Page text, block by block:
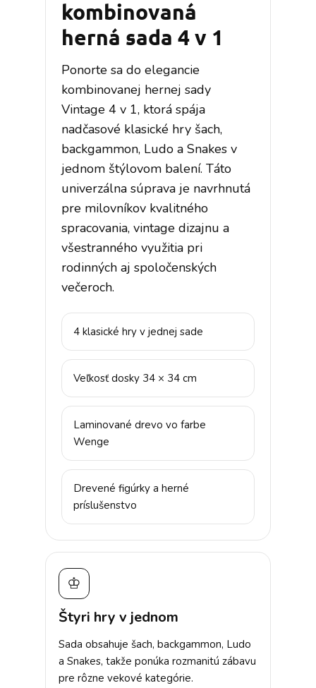
kombinovaná
herná sada 4 v 1
Ponorte sa do elegancie
kombinovanej hernej sady
Vintage 4 v 1, ktorá spája
nadčasové klasické hry šach,
backgammon, Ludo a Snakes v
jednom štýlovom balení. Táto
univerzálna súprava je navrhnutá
pre milovníkov kvalitného
spracovania, vintage dizajnu a
všestranného využitia pri
rodinných aj spoločenských
večeroch.
4 klasické hry v jednej sade
Veľkosť dosky 34 × 34 cm
Laminované drevo vo farbe
Wenge
Drevené figúrky a herné
príslušenstvo
♔
Štyri hry v jednom
Sada obsahuje šach, backgammon, Ludo
a Snakes, takže ponúka rozmanitú zábavu
pre rôzne vekové kategórie.